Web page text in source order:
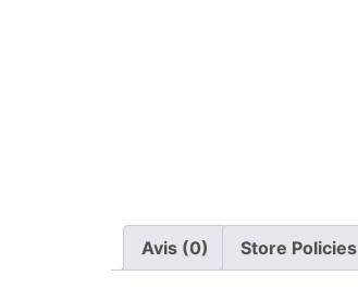
Avis (0) Store Policies